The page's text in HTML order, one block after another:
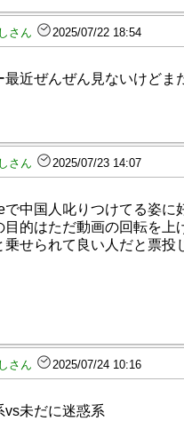
さん 2025/07/22 18:54
最近ぜんぜん見ないけどま
さん 2025/07/23 14:07
で中国人叱りつけてる姿に
目的はただ動画の回転を上
乗せられて良い人だと票投
さん 2025/07/24 10:16
vs未だに迷惑系